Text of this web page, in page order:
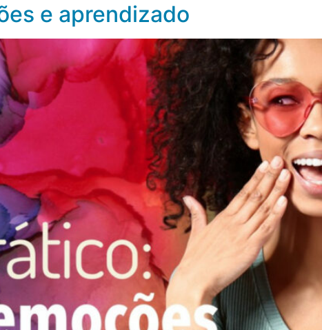
e aprendizado